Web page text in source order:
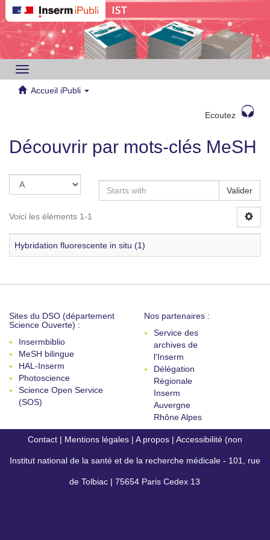
Toggle
navigation
Accueil iPubli
Ecoutez
Découvrir par mots-clés MeSH
Valider
Voici les éléments 1-1
Hybridation fluorescente in situ (1)
Sites du DSO (département
Science Ouverte) :
Insermbiblio
MeSH bilingue
HAL-Inserm
Photoscience
Science Open Service
(SOS)
Nos partenaires :
Service des
archives de
l'Inserm
Délégation
Régionale
Inserm
Auvergne
Rhône Alpes
Contact | Mentions légales | A propos | Accessibilité (non
conforme)
Institut national de la santé et de la recherche médicale - 101, rue
de Tolbiac | 75654 Paris Cedex 13